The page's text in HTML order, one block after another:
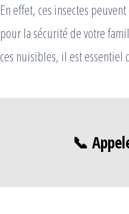
En effet, ces insectes
pour la sécurité de votre
ces nuisibles, il est essentiel
📞